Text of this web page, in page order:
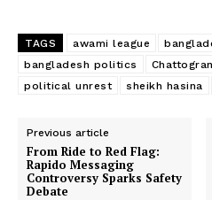
TAGS awami league
bangladesh politics
political unrest
sheikh hasina
Previous article
From Ride to Red Flag:
Rapido Messaging
Controversy Sparks Safety
Debate